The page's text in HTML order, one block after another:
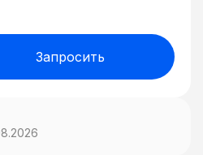
Запросить